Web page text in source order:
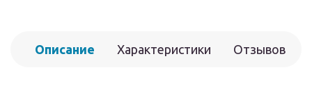
Описание Характеристики Отзывов